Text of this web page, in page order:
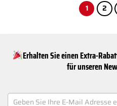
1 2
Erhalten Sie einen Extra-
für unseren
NEWSLETTER